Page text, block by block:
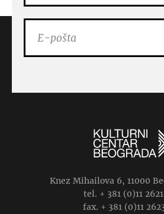
Knez Mihailova 6, 11000
tel. + 381 (0)11
fax. + 381 (0)11